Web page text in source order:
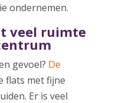
ondernemen.
veel ruimte
gevoel? De
flats met fijne
Er is veel